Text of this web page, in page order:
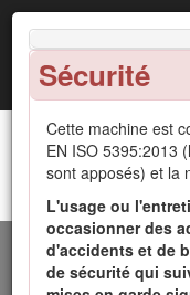
Sécurité
Cette machine est
EN ISO 5395:2013
sont apposés) et la
L'usage ou
occasionner des
d'accidents et de
de sécurité qui
Groupe de
Cette machine est
prévue pour les